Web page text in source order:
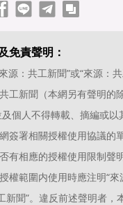
免責聲明：
源：共工新聞”或“來源：
工新聞（本網另有聲明的
個人不得轉載、摘編或以
簽署相關授權使用協議的
有相應的授權使用限制聲
權範圍内使用時應注明“
新聞”。違反前述聲明者，